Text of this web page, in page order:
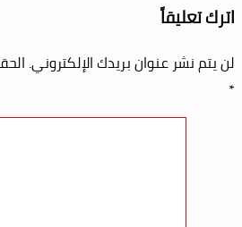
اترك تعليقاً
لن يتم نشر عنوان بريدك الإلكتروني.
*